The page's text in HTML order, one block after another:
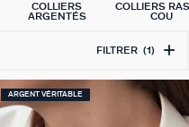
COLLIERS
ARGENTÉS
COLLIERS
COU
FILTRER (1)
ARGENT VÉRITABLE